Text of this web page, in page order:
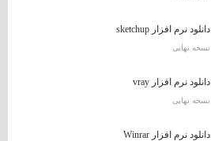
دانلود نرم افزار sketchup
نسخه نهایی
دانلود نرم افزار vray
نسخه نهایی
دانلود نرم افزار Winrar